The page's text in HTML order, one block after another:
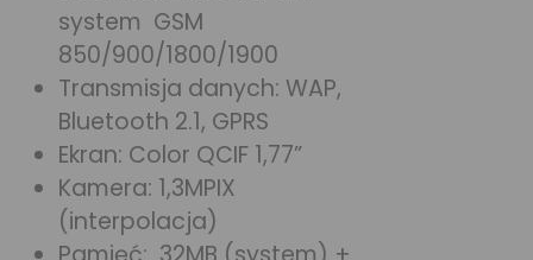
system GSM
850/900/1800/1900
Transmisja danych: WAP,
Bluetooth 2.1, GPRS
Ekran: Color QCIF 1,77”
Kamera: 1,3MPIX
(interpolacja)